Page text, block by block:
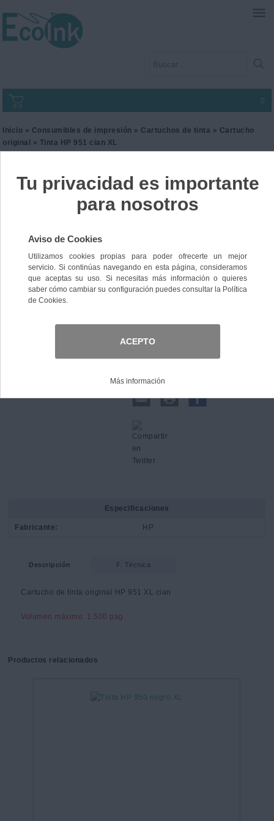
0
Inicio » Consumibles de impresión » Cartuchos de tinta » Cartucho
original
» Tinta HP 951 cian XL
Tinta HP 951 cian XL
Ref. CN046AE
Comprar
Especificaciones
Fabricante: HP.
Descripción F. Técnica
Cartucho de tinta original HP 951 XL cian
Volumen máximo: 1.500 pag.
Productos relacionados